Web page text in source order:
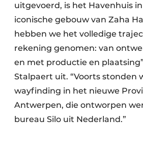
uitgevoerd, is het Havenhuis
iconische gebouw van Zaha
hebben we het volledige
rekening genomen: van
en met productie en
Stalpaert uit. “Voorts stonden
wayfinding in het nieuwe
Antwerpen, die ontworpen
bureau Silo uit Nederland.”